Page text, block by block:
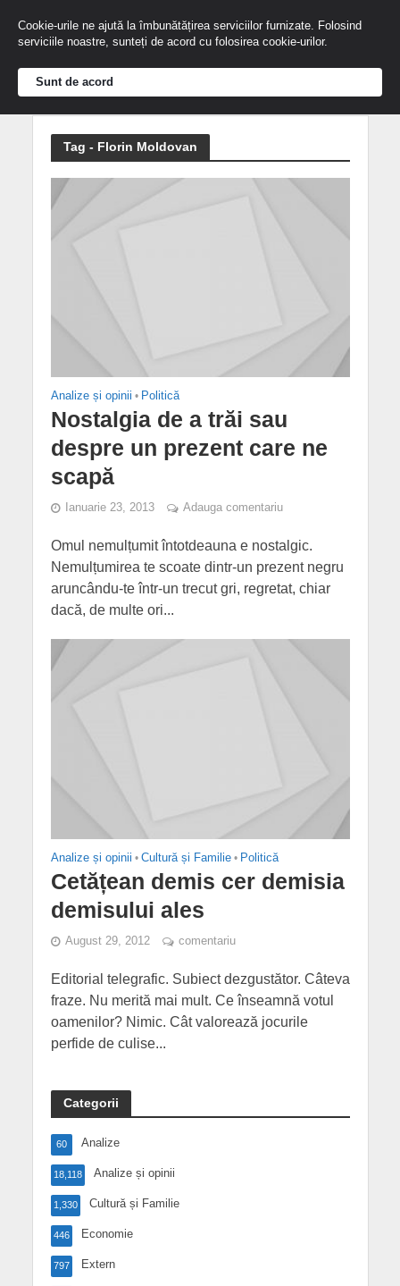
Tag - Florin Moldovan
Analize și opinii • Politică
Nostalgia de a trăi sau
despre un prezent care ne
scapă
Ianuarie 23, 2013 Adauga comentariu
Omul nemulțumit întotdeauna e nostalgic.
Nemulțumirea te scoate dintr-un prezent negru
aruncându-te într-un trecut gri, regretat, chiar
dacă, de multe ori...
Analize și opinii • Cultură și Familie • Politică
Cetățean demis cer demisia
demisului ales
August 29, 2012 comentariu
Editorial telegrafic. Subiect dezgustător. Câteva
fraze. Nu merită mai mult. Ce înseamnă votul
oamenilor? Nimic. Cât valorează jocurile
perfide de culise...
Categorii
Analize
60
Analize și opinii
18,118
Cultură și Familie
1,330
Economie
446
Extern
797
Cookie-urile ne ajută la îmbunătățirea serviciilor furnizate. Folosind
serviciile noastre, sunteți de acord cu folosirea cookie-urilor.
Sunt de acord